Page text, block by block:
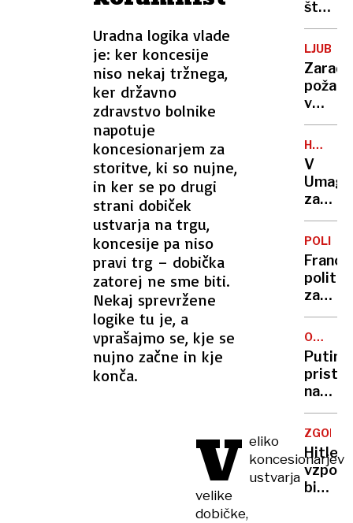
Uradna logika vlade
je: ker koncesije
niso nekaj tržnega,
ker državno
zdravstvo bolnike
napotuje
koncesionarjem za
storitve, ki so nujne,
in ker se po drugi
strani dobiček
ustvarja na trgu,
koncesije pa niso
pravi trg – dobička
zatorej ne sme biti.
Nekaj sprevržene
logike tu je, a
vprašajmo se, kje se
nujno začne in kje
konča.
V eliko
koncesionarjev
ustvarja
velike
dobičke,
čakajo
novi
zastoji
Zaradi
požara
v
bloku
v
naselju
več
ljudi
ISTRA
V
Umagu
začeli
rušiti
črne
Med
tudi
politik
vračilo
Kipa
ZDA:
ne.«
O
OGNJA
V
Putin
pristal
na
na
vzpon:
bi